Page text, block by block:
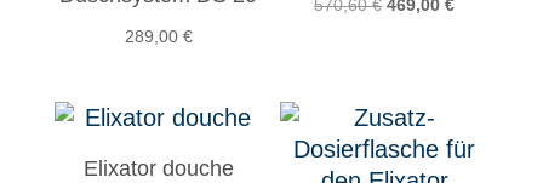
289,00 €
570,60€ 469,00€
Elixator douche